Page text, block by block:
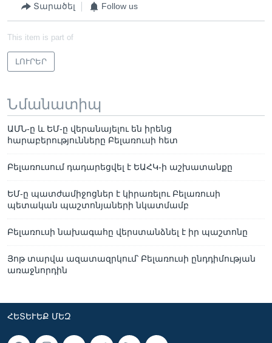
Տարածել Follow us
This item is part of
ԼՈՒՐԵՐ
Նմանատիպ
ԱՄՆ-ը և ԵՄ-ը վերանայելու են իրենց
հարաբերությունները Բելառուսի հետ
Բելառուսում դադարեցվել է ԵԱՀԿ-ի աշխատանքը
ԵՄ-ը պատժամիջոցներ է կիրառելու Բելառուսի
պետական պաշտոնյաների նկատմամբ
Բելառուսի նախագահը վերստանձնել է իր պաշտոնը
Յոթ տարվա ազատազրկում՝ Բելառուսի ընդդիմության
առաջնորդին
ՀԵՏԵՒԵՔ ՄԵԶ